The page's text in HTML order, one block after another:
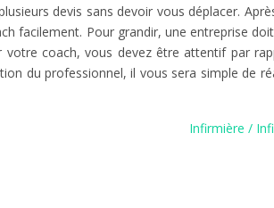
devis sans devoir vous déplacer.
facilement. Pour grandir, une entreprise
coach, vous devez être attentif par
du professionnel, il vous sera simple de
Infirmière /